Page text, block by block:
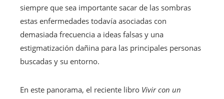
siempre que sea importante sacar de las sombras
estas enfermedades todavía asociadas con
demasiada frecuencia a ideas falsas y una
estigmatización dañina para las principales personas
buscadas y su entorno.
En este panorama, el reciente libro Vivir con un